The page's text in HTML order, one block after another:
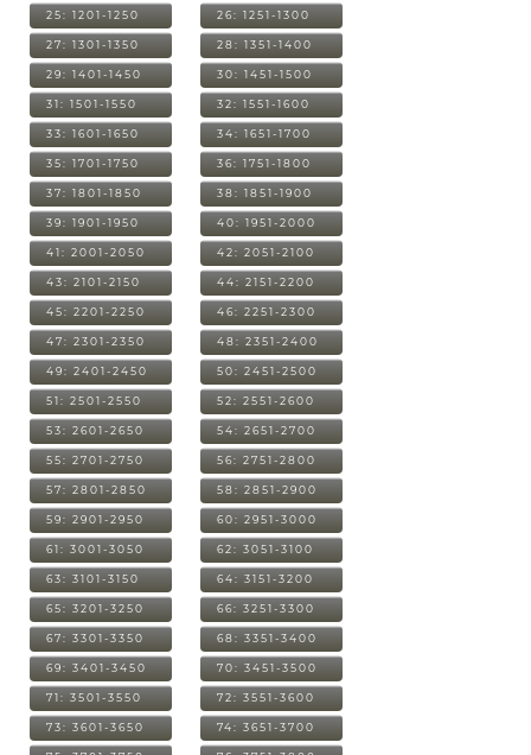
25: 1201-1250 26: 1251-1300
27: 1301-1350 28: 1351-1400
29: 1401-1450 30: 1451-1500
31: 1501-1550 32: 1551-1600
33: 1601-1650 34: 1651-1700
35: 1701-1750 36: 1751-1800
37: 1801-1850 38: 1851-1900
39: 1901-1950 40: 1951-2000
41: 2001-2050 42: 2051-2100
43: 2101-2150 44: 2151-2200
45: 2201-2250 46: 2251-2300
47: 2301-2350 48: 2351-2400
49: 2401-2450 50: 2451-2500
51: 2501-2550 52: 2551-2600
53: 2601-2650 54: 2651-2700
55: 2701-2750 56: 2751-2800
57: 2801-2850 58: 2851-2900
59: 2901-2950 60: 2951-3000
61: 3001-3050 62: 3051-3100
63: 3101-3150 64: 3151-3200
65: 3201-3250 66: 3251-3300
67: 3301-3350 68: 3351-3400
69: 3401-3450 70: 3451-3500
71: 3501-3550 72: 3551-3600
73: 3601-3650 74: 3651-3700